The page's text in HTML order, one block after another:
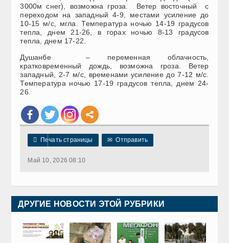
3000м снег), возможна гроза. Ветер восточный с
переходом на западный 4-9, местами усиление до
10-15 м/с, мгла. Температура ночью 14-19 градусов
тепла, днем 21-26, в горах ночью 8-13 градусов
тепла, днем 17-22.
Душанбе – переменная облачность,
кратковременный дождь, возможна гроза. Ветер
западный, 2-7 м/с, временами усиление до 7-12 м/с.
Температура ночью 17-19 градусов тепла, днем 24-
26.
 Печать страницы ✉ Отправить
Май 10, 2026 08:10
ДРУГИЕ НОВОСТИ ЭТОЙ РУБРИКИ